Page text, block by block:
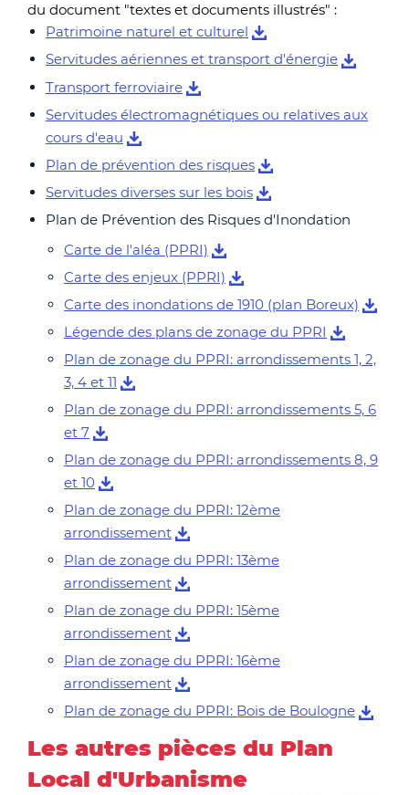
du document "textes et documents illustrés" :
Patrimoine naturel et culturel
Servitudes aériennes et transport d'énergie
Transport ferroviaire
Servitudes électromagnétiques ou relatives aux
cours d'eau
Plan de prévention des risques
Servitudes diverses sur les bois
Plan de Prévention des Risques d'Inondation
Carte de l'aléa (PPRI)
Carte des enjeux (PPRI)
Carte des inondations de 1910 (plan Boreux)
Légende des plans de zonage du PPRI
Plan de zonage du PPRI: arrondissements 1, 2,
3, 4 et 11
Plan de zonage du PPRI: arrondissements 5, 6
et 7
Plan de zonage du PPRI: arrondissements 8, 9
et 10
Plan de zonage du PPRI: 12ème
arrondissement
Plan de zonage du PPRI: 13ème
arrondissement
Plan de zonage du PPRI: 15ème
arrondissement
Plan de zonage du PPRI: 16ème
arrondissement
Plan de zonage du PPRI: Bois de Boulogne
Les autres pièces du Plan
Local d'Urbanisme